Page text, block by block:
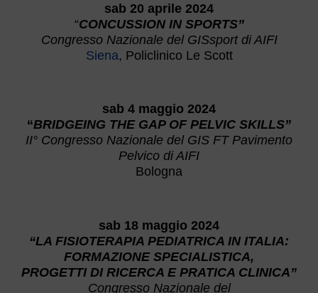
sab 20 aprile 2024
“CONCUSSION IN SPORTS”
Congresso Nazionale del GISsport di AIFI
Siena, Policlinico Le Scott
sab 4 maggio 2024
“BRIDGEING THE GAP OF PELVIC SKILLS”
II° Congresso Nazionale del GIS FT Pavimento
Pelvico di AIFI
Bologna
sab 18 maggio 2024
“LA FISIOTERAPIA PEDIATRICA IN ITALIA:
FORMAZIONE SPECIALISTICA,
PROGETTI DI RICERCA E PRATICA CLINICA”
Congresso Nazionale del